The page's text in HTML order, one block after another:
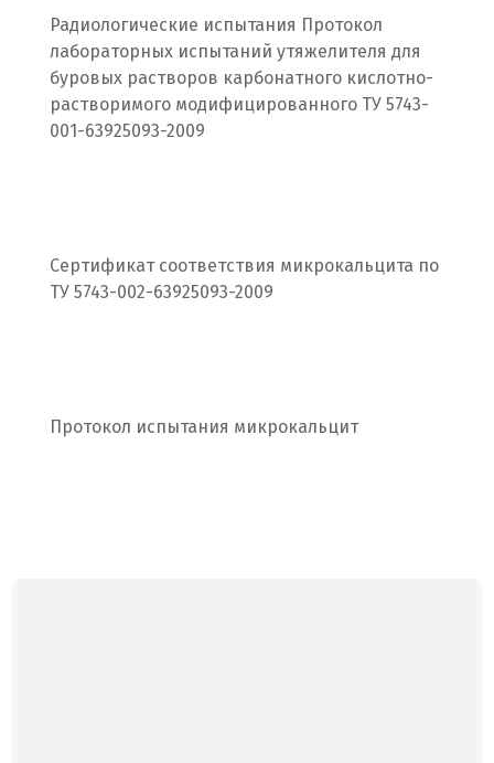
Раменское
Ревда
Реутов
С
Радиологические испытания Протокол
лабораторных испытаний утяжелителя для
буровых растворов карбонатного кислотно-
растворимого модифицированного ТУ 5743-
001-63925093-2009
Сертификат соответствия микрокальцита по
ТУ 5743-002-63925093-2009
Протокол испытания микрокальцит